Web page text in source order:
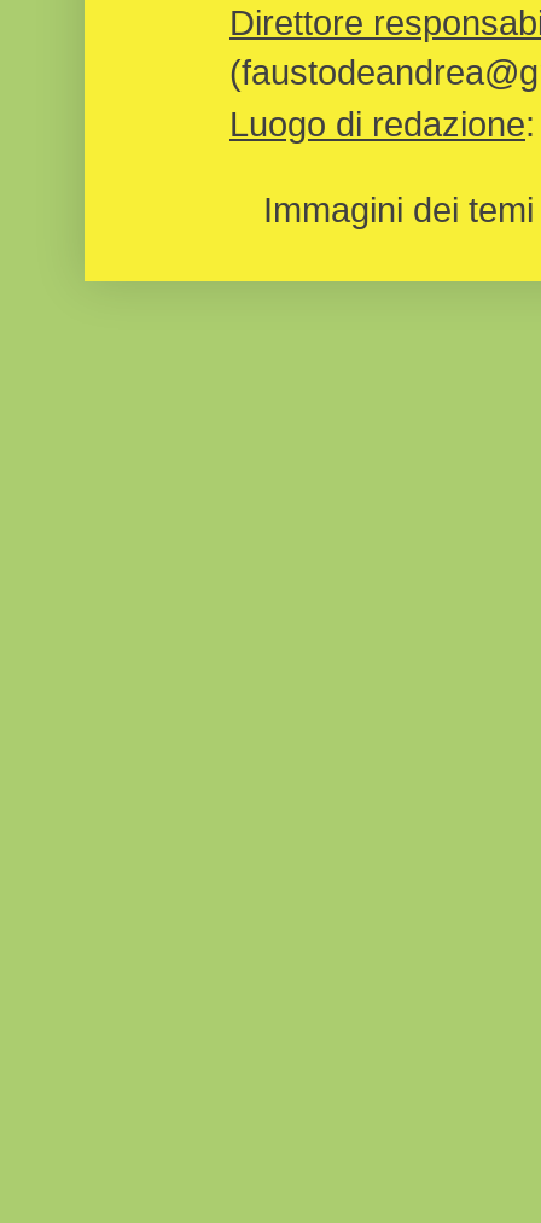
Direttore
Luogo di redazione
Immagini dei